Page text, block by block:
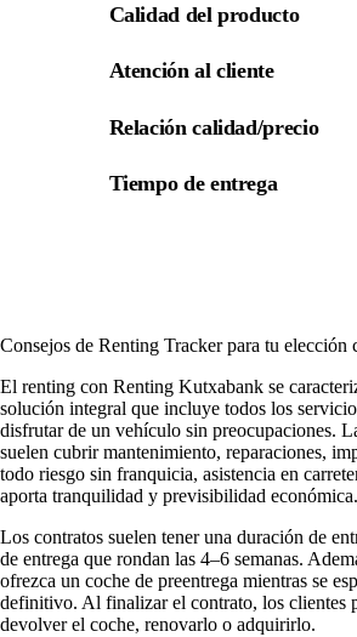
Calidad del producto
Atención al cliente
Relación calidad/precio
Tiempo de entrega
Consejos de Renting Tracker para tu
El renting con Renting Kutxabank se
solución integral que incluye todos los
disfrutar de un vehículo sin preocupaciones.
suelen cubrir mantenimiento, reparaciones,
todo riesgo sin franquicia, asistencia en
aporta tranquilidad y previsibilidad económica.
Los contratos suelen tener una duración de
de entrega que rondan las 4–6 semanas.
ofrezca un coche de preentrega mientras se
definitivo. Al finalizar el contrato, los clientes
devolver el coche, renovarlo o adquirirlo.